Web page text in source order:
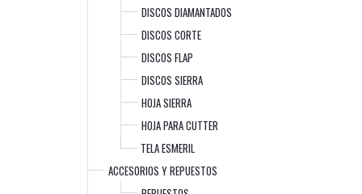
DISCOS DIAMANTADOS
DISCOS CORTE
DISCOS FLAP
DISCOS SIERRA
HOJA SIERRA
HOJA PARA CUTTER
TELA ESMERIL
ACCESORIOS Y REPUESTOS